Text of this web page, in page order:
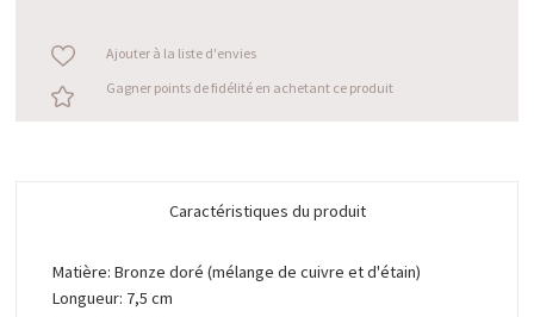
Ajouter à la liste d'envies
Gagner points de fidélité en achetant ce produit
Caractéristiques du produit
Matière: Bronze doré (mélange de cuivre et d'étain)
Longueur: 7,5 cm